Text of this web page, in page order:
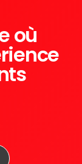
où